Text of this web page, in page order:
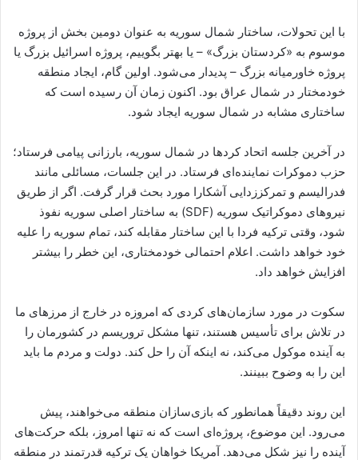
با این تحولات، ساختار شمال سوریه به عنوان دومین بخش از پروژه
موسوم به «کردستان بزرگ» – یا بهتر بگوییم، پروژه اسرائیل بزرگ یا
پروژه خاورمیانه بزرگ – پدیدار می‌شود. اولین گام، ایجاد منطقه
خودمختار در شمال عراق بود. اکنون زمان آن رسیده است که
ساختاری مشابه در شمال سوریه ایجاد شود.
در آخرین جلسه اتحاد کردها در شمال سوریه، بارزانی پیامی فرستاد؛
حزب دموکرات نماینده‌ای فرستاد. در این جلسات، مسائلی مانند
فدرالیسم و ​​تمرکززدایی آشکارا مورد بحث قرار گرفت. اگر از طریق
نیروهای دموکراتیک سوریه (SDF) به ساختار اصلی سوریه نفوذ
شود، وقتی ترکیه فردا با این ساختار مقابله کند، تمام سوریه را علیه
خود خواهد داشت. اعلام احتمالی خودمختاری، این خطر را بیشتر
افزایش خواهد داد.
سکوت در مورد سازمان‌های کردی که امروزه در خارج از مرزهای ما
در تلاش برای تأسیس هستند، تنها مشکل تروریسم در کشورمان را
به آینده موکول می‌کند، نه اینکه آن را حل کند. دولت و مردم ما باید
این را به وضوح ببینند.
این روند دقیقاً همانطور که بازی‌سازان منطقه می‌خواهند، پیش
می‌رود. این موضوع، پروژه‌ای است که نه تنها امروز، بلکه حرکت‌های
آینده را نیز شکل می‌دهد. آمریکا خواهان یک ترکیه قدرتمند در منطقه